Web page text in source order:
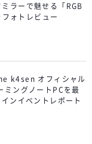
ラーで魅せる「RGB
ォトレビュー
k4sen オフィシャル
ミングノートPCを最
ンイベントレポート